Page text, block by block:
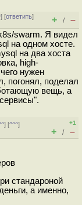
] [ответить]
+ / –
swarm. Я видел
на одном хосте.
на два хоста
high-
нужен
погонял, поделал
вещь, а
] [^^^]
+1
+ / –
стандароной
а именно,